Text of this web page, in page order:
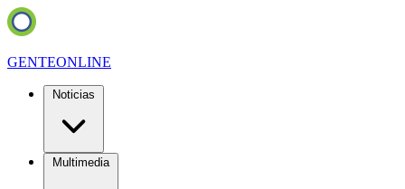
GENTEONLINE
Noticias
Multimedia